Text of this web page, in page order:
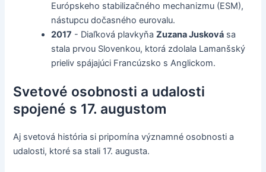
Európskeho stabilizačného mechanizmu (ESM),
nástupcu dočasného eurovalu.
2017 - Diaľková plavkyňaZuzana Jusková sa
stala prvou Slovenkou, ktorá zdolala Lamanšský
prieliv spájajúci Francúzsko s Anglickom.
Svetové osobnosti a udalosti
spojené s 17. augustom
Aj svetová história si pripomína významné osobnosti a
udalosti, ktoré sa stali 17. augusta.